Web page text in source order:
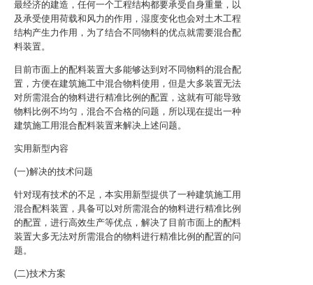
最经济的建造，任何一个工程结构都要承受自身重量，以
及承受使用荷载和风力的作用，湿度变化也会对土木工程
结构产生力作用，为了结合不同物料的优点就需要混合配
料装置。
目前市面上的配料装置大多能够达到对不同物料的混合配
置，方便在建筑施工中混合物料使用，但是大多装置无法
对所需混合的物料进行精准比例的配置，这就有可能导致
物料比例不均匀，混合不合格的问题，所以现在提出一种
建筑施工用混合配料装置来解决上述问题。
实用新型内容
(一)解决的技术问题
针对现有技术的不足，本实用新型提供了一种建筑施工用
混合配料装置，具备可以对所需混合的物料进行精准比例
的配置，进行高效生产等优点，解决了目前市面上的配料
装置大多无法对所需混合的物料进行精准比例的配置的问
题。
(二)技术方案